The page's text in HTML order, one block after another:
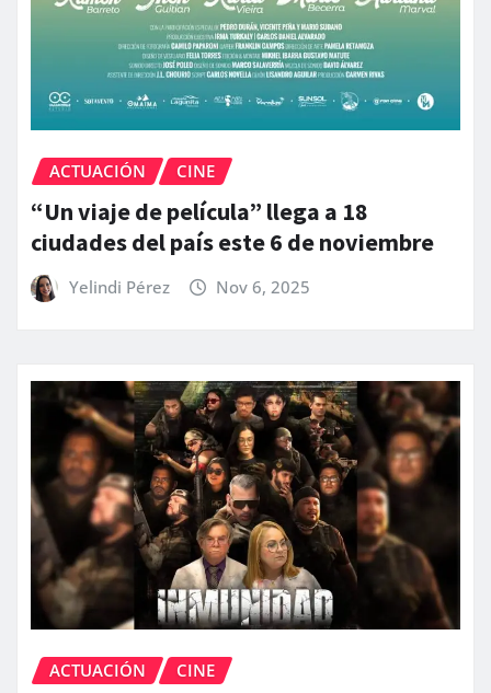
ACTUACIÓN CINE
“Un viaje de película” llega a 18
ciudades del país este 6 de noviembre
Yelindi Pérez Nov 6, 2025
ACTUACIÓN CINE